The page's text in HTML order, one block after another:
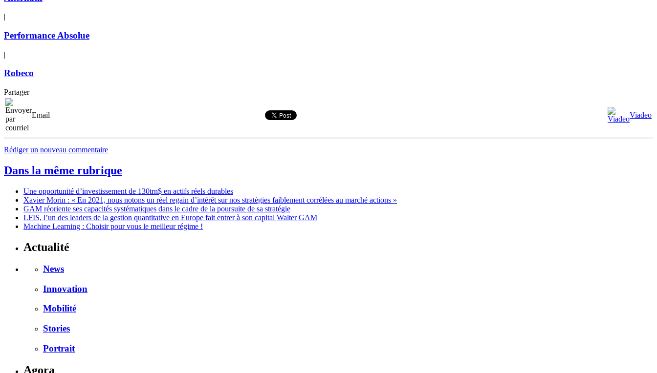
|
Performance Absolue
|
Robeco
Partager
Email Viadeo
Rédiger un nouveau commentaire
Dans la même rubrique
Une opportunité d’investissement de 130trn$ en actifs réels durables
Xavier Morin : « En 2021, nous notons un réel regain d’intérêt sur nos stratégies faiblement corrélées au marché actions »
GAM réoriente ses capacités systématiques dans le cadre de la poursuite de sa stratégie
LFIS, l’un des leaders de la gestion quantitative en Europe fait entrer à son capital Walter GAM
Machine Learning : Choisir pour vous le meilleur régime !
Actualité
News
Innovation
Mobilité
Stories
Portrait
Agora